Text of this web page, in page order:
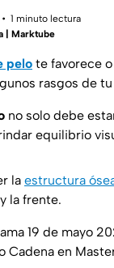
1 minuto lectura
| Marktube
pelo te favorece
rasgos de
no solo debe
equilibrio
la estructura
la frente.
19 de mayo
Cadena en